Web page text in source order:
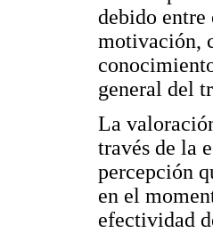
debido entre
motivación,
general del
La
través de la
percepción
en el
efectividad